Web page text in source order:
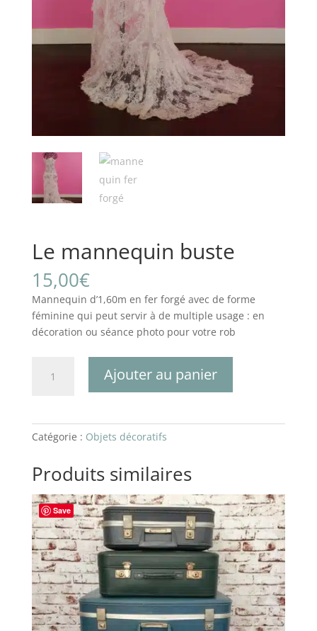
Le mannequin buste
15,00€
Mannequin d’1,60m en fer forgé avec de forme
féminine qui peut servir à de multiple usage : en
décoration ou séance photo pour votre rob
buste
Ajouter au panier
Catégorie : Objets décoratifs
Produits similaires
Save